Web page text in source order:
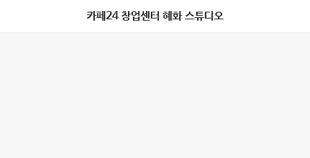
카페24 창업센터 혜화 스튜디오